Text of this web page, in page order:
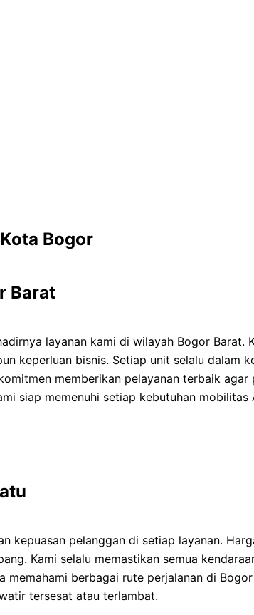
Bogor
Barat
layanan kami di wilayah Bogor Barat.
keperluan bisnis. Setiap unit selalu dalam
memberikan pelayanan terbaik agar
siap memenuhi setiap kebutuhan mobilitas
kepuasan pelanggan di setiap layanan.
Kami selalu memastikan semua
berbagai rute perjalanan di
tersesat atau terlambat.